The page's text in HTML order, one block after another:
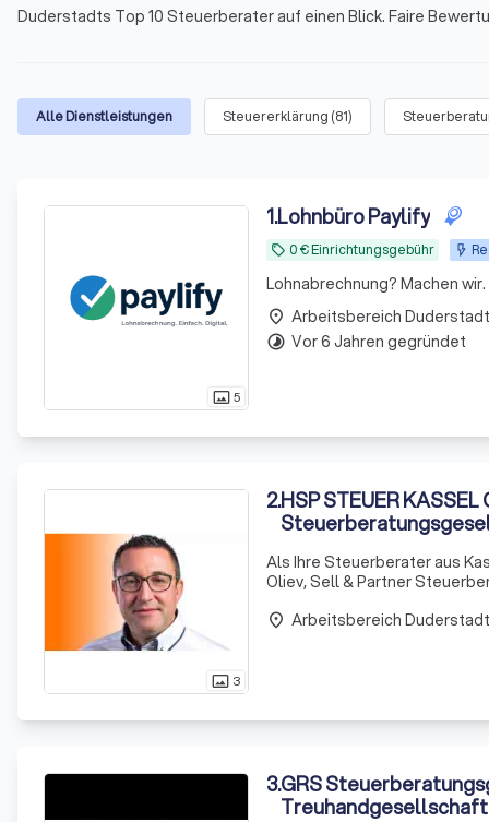
Duderstadts Top 10 Steuerberater auf einen Blick. Faire
Alle Dienstleistungen Steuererklärung (81)
photo_size_select_actual5
1.Lohnbüro Paylify
local_offer 0 € Einrichtungsgebühr
Lohnabrechnung? Machen
place Arbeitsbereich Duderstadt
timelapse Vor 6 Jahren gegründet
photo_size_select_actual 3
2.HSP STEUER
Als Ihre Steuerberater aus
Oliev, Sell & Partner
place Arbeitsbereich Duderstadt
3.GRS